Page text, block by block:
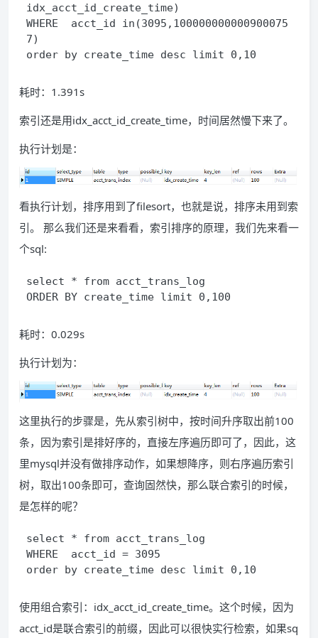
idx_acct_id_create_time)
WHERE  acct_id in(3095,100000000000900075
7)
order by create_time desc limit 0,10
耗时：1.391s
索引还是用idx_acct_id_create_time，时间居然慢下来了。
执行计划是：
看执行计划，排序用到了filesort，也就是说，排序未用到索
引。 那么我们还是来看看，索引排序的原理，我们先来看一
个sql:
select * from acct_trans_log
ORDER BY create_time limit 0,100
耗时：0.029s
执行计划为：
这里执行的步骤是，先从索引树中，按时间升序取出前100
条，因为索引是排好序的，直接左序遍历即可了，因此，这
里mysql并没有做排序动作，如果想降序，则右序遍历索引
树，取出100条即可，查询固然快，那么联合索引的时候，
是怎样的呢？
select * from acct_trans_log
WHERE  acct_id = 3095
order by create_time desc limit 0,10
使用组合索引：idx_acct_id_create_time。这个时候，因为
acct_id是联合索引的前缀，因此可以很快实行检索，如果sq